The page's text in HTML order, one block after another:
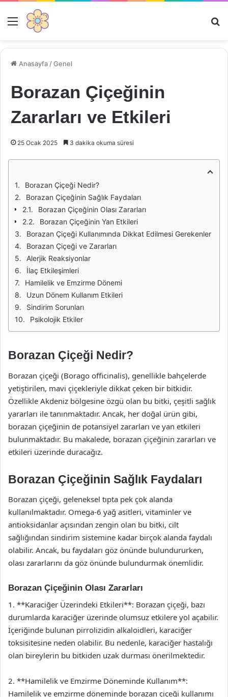
Menü
Anasayfa /Genel
Borazan Çiçeğinin
Zararları ve Etkileri
25 Ocak 2025 3 dakika okuma süresi
Borazan Çiçeği Nedir?
Borazan Çiçeğinin Sağlık Faydaları
Borazan Çiçeğinin Olası Zararları
Borazan Çiçeğinin Yan Etkileri
Borazan Çiçeği Kullanımında Dikkat Edilmesi Gerekenler
Borazan Çiçeği ve Zararları
Alerjik Reaksiyonlar
İlaç Etkileşimleri
Hamilelik ve Emzirme Dönemi
Uzun Dönem Kullanım Etkileri
Sindirim Sorunları
Psikolojik Etkiler
Borazan Çiçeği Nedir?
Borazan çiçeği (Borago officinalis), genellikle bahçelerde
yetiştirilen, mavi çiçekleriyle dikkat çeken bir bitkidir.
Özellikle Akdeniz bölgesine özgü olan bu bitki, çeşitli sağlık
yararları ile tanınmaktadır. Ancak, her doğal ürün gibi,
borazan çiçeğinin de potansiyel zararları ve yan etkileri
bulunmaktadır. Bu makalede, borazan çiçeğinin zararları ve
etkileri üzerinde duracağız.
Borazan Çiçeğinin Sağlık Faydaları
Borazan çiçeği, geleneksel tıpta pek çok alanda
kullanılmaktadır. Omega-6 yağ asitleri, vitaminler ve
antioksidanlar açısından zengin olan bu bitki, cilt
sağlığından sindirim sistemine kadar birçok alanda faydalı
olabilir. Ancak, bu faydaları göz önünde bulundururken,
olası zararlarını da göz önünde bulundurmak önemlidir.
Borazan Çiçeğinin Olası Zararları
1. **Karaciğer Üzerindeki Etkileri**: Borazan çiçeği, bazı
durumlarda karaciğer üzerinde olumsuz etkilere yol açabilir.
İçeriğinde bulunan pirrolizidin alkaloidleri, karaciğer
toksisitesine neden olabilir. Bu nedenle, karaciğer hastalığı
olan bireylerin bu bitkiden uzak durması önerilmektedir.
2. **Hamilelik ve Emzirme Döneminde Kullanım**:
Hamilelik ve emzirme döneminde borazan çiçeği kullanımı